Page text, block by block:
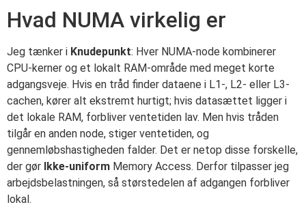
Hvad NUMA virkelig er
Jeg tænker i Knudepunkt: Hver NUMA-node kombinerer
CPU-kerner og et lokalt RAM-område med meget korte
adgangsveje. Hvis en tråd finder dataene i L1-, L2- eller L3-
cachen, kører alt ekstremt hurtigt; hvis datasættet ligger i
det lokale RAM, forbliver ventetiden lav. Men hvis tråden
tilgår en anden node, stiger ventetiden, og
gennemløbshastigheden falder. Det er netop disse forskelle,
der gør Ikke-uniform Memory Access. Derfor tilpasser jeg
arbejdsbelastningen, så størstedelen af adgangen forbliver
lokal.